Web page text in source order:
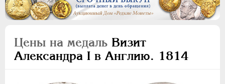
Цены на медаль Визит
Александра I в Англию. 1814
ВСЕ
ПEТР I 1699-1725
ПЕТР II 1727-1729
АННА ИОАННОВНА 1730-1740